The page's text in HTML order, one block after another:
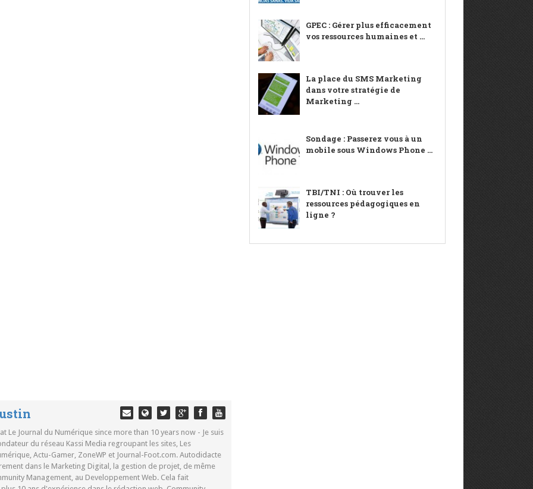
Le Journal du Numérique since more than 10 years now - Je suis
du réseau Kassi Media regroupant les sites, Les
Actu-Gamer, ZoneWP et Journal-Foot.com. Autodidacte
dans le Marketing Digital, la gestion de projet, de même
Management, au Developpement Web. Cela fait
GPEC : Gérer plus efficacement
vos ressources humaines et ...
La place du SMS Marketing
dans votre stratégie de
Marketing ...
Sondage : Passerez vous à un
mobile sous Windows Phone ...
TBI/TNI : Où trouver les
ressources pédagogiques en
ligne ?